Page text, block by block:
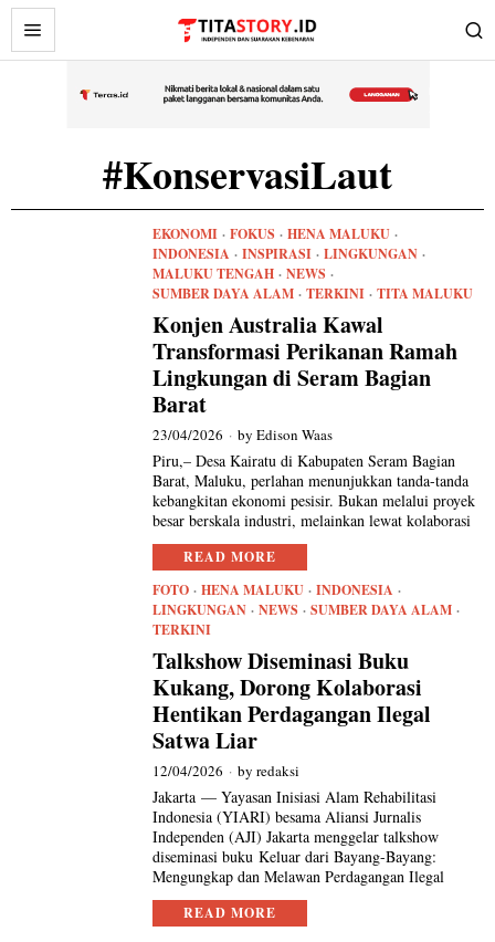
#KonservasiLaut
EKONOMI · FOKUS · HENA MALUKU ·
INDONESIA · INSPIRASI · LINGKUNGAN ·
MALUKU TENGAH · NEWS ·
SUMBER DAYA ALAM · TERKINI · TITA MALUKU
Konjen Australia Kawal
Transformasi Perikanan Ramah
Lingkungan di Seram Bagian
Barat
23/04/2026 byEdison Waas
Piru,– Desa Kairatu di Kabupaten Seram Bagian
Barat, Maluku, perlahan menunjukkan tanda-tanda
kebangkitan ekonomi pesisir. Bukan melalui proyek
besar berskala industri, melainkan lewat kolaborasi
READ MORE
FOTO · HENA MALUKU · INDONESIA ·
LINGKUNGAN · NEWS · SUMBER DAYA ALAM ·
TERKINI
Talkshow Diseminasi Buku
Kukang, Dorong Kolaborasi
Hentikan Perdagangan Ilegal
Satwa Liar
12/04/2026 byredaksi
Jakarta — Yayasan Inisiasi Alam Rehabilitasi
Indonesia (YIARI) besama Aliansi Jurnalis
Independen (AJI) Jakarta menggelar talkshow
diseminasi buku Keluar dari Bayang-Bayang:
Mengungkap dan Melawan Perdagangan Ilegal
READ MORE